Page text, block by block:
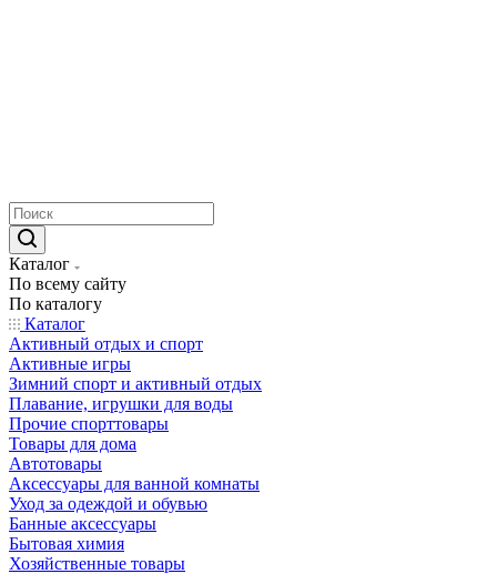
Каталог
По всему сайту
По каталогу
Каталог
Активный отдых и спорт
Активные игры
Зимний спорт и активный отдых
Плавание, игрушки для воды
Прочие спорттовары
Товары для дома
Автотовары
Аксессуары для ванной комнаты
Уход за одеждой и обувью
Банные аксессуары
Бытовая химия
Хозяйственные товары